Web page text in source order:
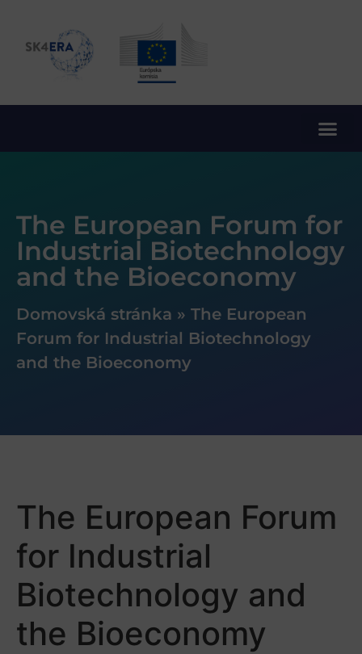
The European Forum for
Industrial Biotechnology
and the Bioeconomy
Domovská stránka » The European
Forum for Industrial Biotechnology
and the Bioeconomy
The European Forum
for Industrial
Biotechnology and
the Bioeconomy